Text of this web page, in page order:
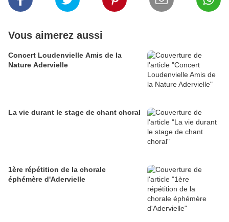
Vous aimerez aussi
Concert Loudenvielle Amis de la
Nature Adervielle
La vie durant le stage de chant choral
1ère répétition de la chorale
éphémère d'Adervielle